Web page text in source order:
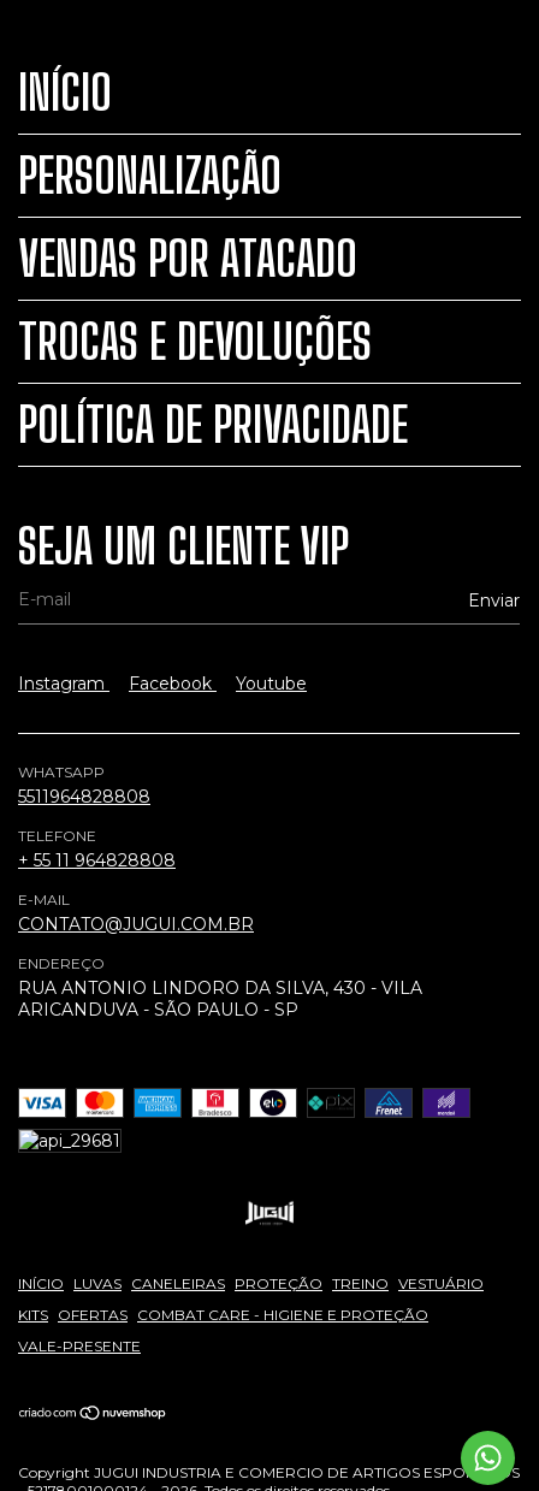
INÍCIO
PERSONALIZAÇÃO
VENDAS POR ATACADO
TROCAS E DEVOLUÇÕES
POLÍTICA DE PRIVACIDADE
SEJA UM CLIENTE VIP
Instagram Facebook Youtube
WHATSAPP
5511964828808
TELEFONE
+ 55 11 964828808
E-MAIL
CONTATO@JUGUI.COM.BR
ENDEREÇO
RUA ANTONIO LINDORO DA SILVA, 430 - VILA
ARICANDUVA - SÃO PAULO - SP
INÍCIO LUVAS CANELEIRAS PROTEÇÃO TREINO VESTUÁRIO
KITS OFERTAS COMBAT CARE - HIGIENE E PROTEÇÃO
VALE-PRESENTE
Copyright JUGUI INDUSTRIA E COMERCIO DE ARTIGOS ESPORTIVOS